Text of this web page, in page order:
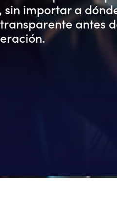
sin importar a
antes